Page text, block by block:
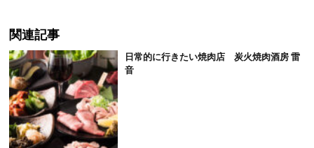
関連記事
日常的に行きたい焼肉店 炭火焼肉酒房 雷
音